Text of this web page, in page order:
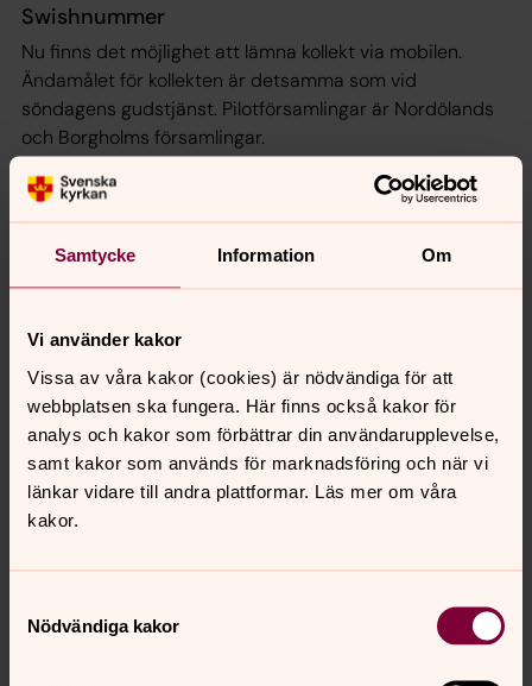
Samtycke Information Om
Vi använder kakor
Vissa av våra kakor (cookies) är nödvändiga för att
webbplatsen ska fungera. Här finns också kakor för
analys och kakor som förbättrar din användarupplevelse,
samt kakor som används för marknadsföring och när vi
länkar vidare till andra plattformar. Läs mer om våra
kakor.
Nödvändiga kakor
Swishnummer
Nu finns det möjlighet att lämna kollekt via mobilen.
Ändamålet för kollekten är detsamma som vid
söndagens gudstjänst. Pilotförsamlingar är Nordölands
och Borgholms församlingar.
Swish är en mobiltjänst för privatpersoner och företag.
Den fungerar mellan Danske bank, Handelsbanken, ICA-
banken, Länsförsäkringar, SEB, Skandia, Swedbank och
Du anmäler dig till Swish via din internetbank på din
dator eller mobiltelefon. Där kopplar du ihop ditt
bankkonto med ditt mobilnummer. För att kunna skicka
pengar behöver du ladda ner Swish-appen "Swish-
betalningar" och "BankID säkerhetsapp". Mer information
på